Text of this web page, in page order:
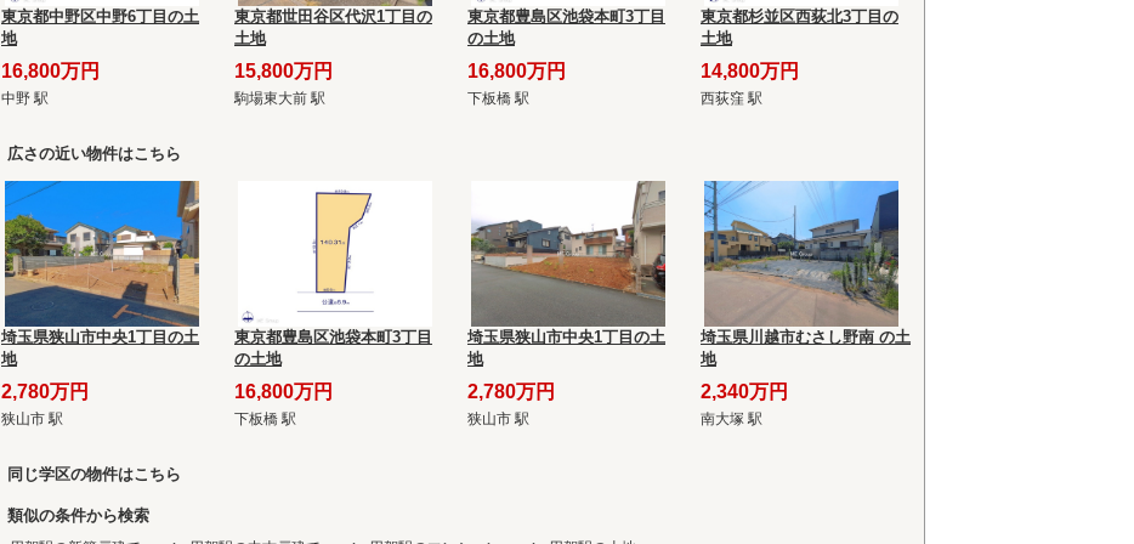
東京都中野区中野6丁目の土
地
16,800万円
中野 駅
東京都世田谷区代沢1丁目の
土地
15,800万円
駒場東大前 駅
東京都豊島区池袋本町3丁目
の土地
16,800万円
下板橋 駅
東京都杉並区西荻北3丁目の
土地
14,800万円
西荻窪 駅
広さの近い物件はこちら
埼玉県狭山市中央1丁目の土
地
2,780万円
狭山市 駅
東京都豊島区池袋本町3丁目
の土地
16,800万円
下板橋 駅
埼玉県狭山市中央1丁目の土
地
2,780万円
狭山市 駅
埼玉県川越市むさし野南 の土
地
2,340万円
南大塚 駅
同じ学区の物件はこちら
類似の条件から検索